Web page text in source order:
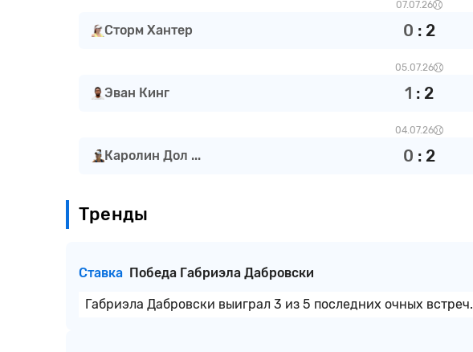
07.07.26
Сторм Хантер 0 : 2
05.07.26
Эван Кинг 1 : 2
04.07.26
Каролин Дол ... 0 : 2
Тренды
Ставка Победа Габриэла Дабровски
Габриэла Дабровски выиграл 3 из 5 последних очных встреч.